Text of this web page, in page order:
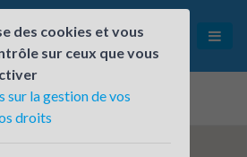
CEGELEC CEM
des cookies et vous
sur ceux que vous
sur la gestion de vos
droits